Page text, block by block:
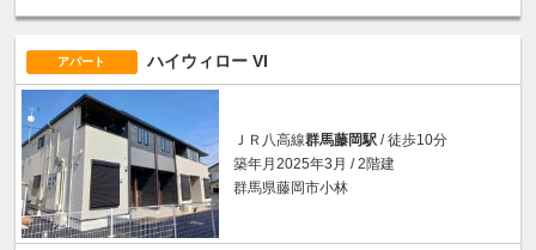
アパート ハイウィロー VI
ＪＲ八高線群馬藤岡駅 / 徒歩10分
築年月2025年3月 / 2階建
群馬県藤岡市小林